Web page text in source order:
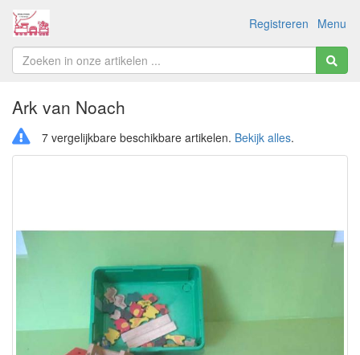
Menu
Registreren
Ark van Noach
7 vergelijkbare beschikbare artikelen. Bekijk alles.